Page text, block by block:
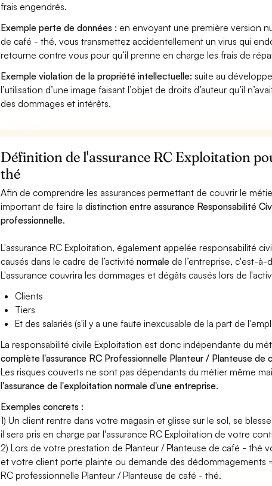
frais engendrés.
Exemple perte de données : en envoyant une première version
de café - thé, vous transmettez accidentellement un virus qui
retourne contre vous pour qu’il prenne en charge les frais de
Exemple violation de la propriété intellectuelle: suite au
l’utilisation d’une image faisant l’objet de droits d’auteur qu’il
des dommages et intérêts.
Définition de l'assurance RC Exploitation
thé
Afin de comprendre les assurances permettant de couvrir le
important de faire ladistinction entre assurance Responsabilité
professionnelle.
L'assurance RC Exploitation, également appelée responsabilité
causés dans le cadre de l’activiténormale de l’entreprise, c'est-
L'assurance couvrira les dommages et dégâts causés lors de
Clients
Tiers
Et des salariés (s'il y a une faute inexcusable de la part de
La responsabilité civile Exploitation est donc indépendante du
complète l'assurance RC Professionnelle Planteur / Planteuse de
Les risques couverts ne sont pas dépendants du métier même
l'assurance de l'exploitation normale d'une entreprise.
Exemples concrets :
1) Un client rentre dans votre magasin et glisse sur le sol, se
il sera pris en charge par l'assurance RC Exploitation de votre
2) Lors de votre prestation de Planteur / Planteuse de café - thé
et votre client porte plainte ou demande des dédommagements
RC professionnelle Planteur / Planteuse de café - thé.